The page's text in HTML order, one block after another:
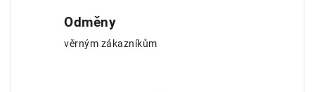
Odměny
věrným zákazníkům